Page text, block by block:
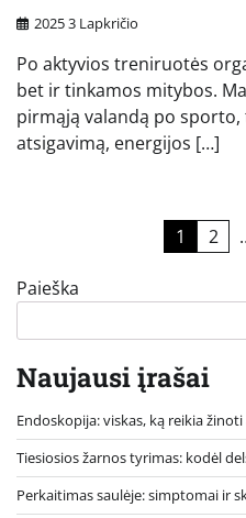
2025 3 Lapkričio
Po aktyvios treniruotės
bet ir tinkamos mitybos.
pirmąją valandą po
atsigavimą, energijos […]
puslapiavimas
1 2
Paieška
Naujausi įrašai
Endoskopija: viskas, ką reikia
Tiesiosios žarnos tyrimas: kodėl
Perkaitimas saulėje: simptomai ir